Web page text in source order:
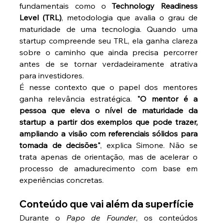
fundamentais como o Technology Readiness
Level (TRL), metodologia que avalia o grau de
maturidade de uma tecnologia. Quando uma
startup compreende seu TRL, ela ganha clareza
sobre o caminho que ainda precisa percorrer
antes de se tornar verdadeiramente atrativa
para investidores.
É nesse contexto que o papel dos mentores
ganha relevância estratégica. "O mentor é a
pessoa que eleva o nível de maturidade da
startup a partir dos exemplos que pode trazer,
ampliando a visão com referenciais sólidos para
tomada de decisões", explica Simone. Não se
trata apenas de orientação, mas de acelerar o
processo de amadurecimento com base em
experiências concretas.
Conteúdo que vai além da superfície
Durante o Papo de Founder, os conteúdos